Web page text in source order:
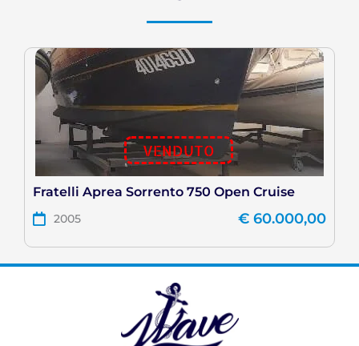
VENDUTO
Fratelli Aprea Sorrento 750 Open Cruise
2005 € 60.000,00